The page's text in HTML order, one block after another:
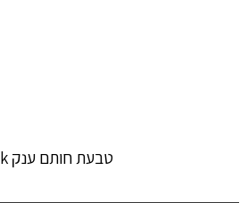
טבעת חותם ענק 18k